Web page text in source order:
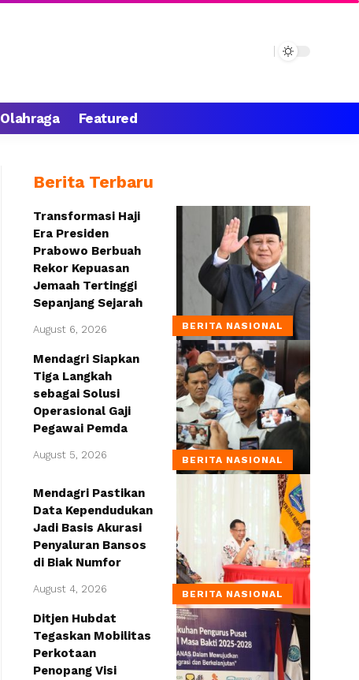
Olahraga Featured
Berita Terbaru
BERITA NASIONAL
Transformasi Haji
Era Presiden
Prabowo Berbuah
Rekor Kepuasan
Jemaah Tertinggi
Sepanjang Sejarah
August 6, 2026
BERITA NASIONAL
Mendagri Siapkan
Tiga Langkah
sebagai Solusi
Operasional Gaji
Pegawai Pemda
August 5, 2026
BERITA NASIONAL
Mendagri Pastikan
Data Kependudukan
Jadi Basis Akurasi
Penyaluran Bansos
di Biak Numfor
August 4, 2026
Ditjen Hubdat
Tegaskan Mobilitas
Perkotaan
Penopang Visi